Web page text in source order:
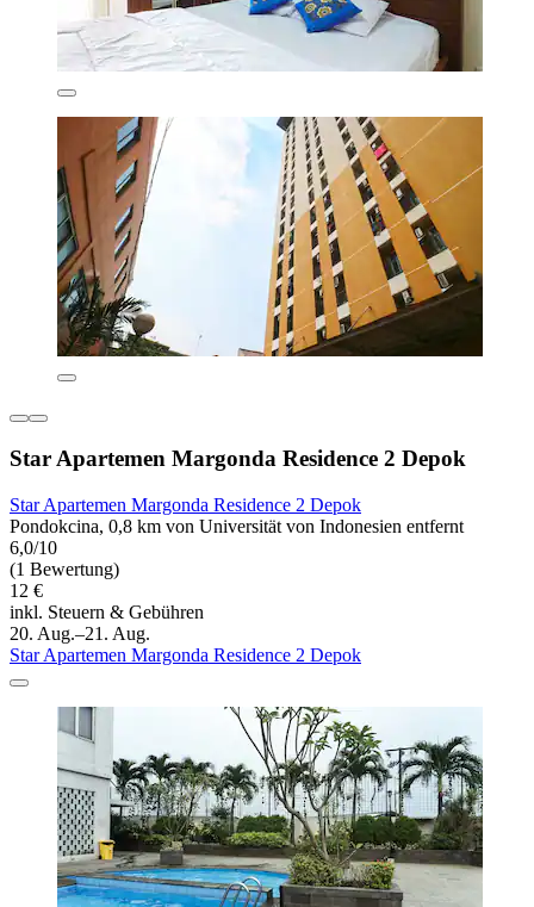
Star Apartemen Margonda Residence 2 Depok
Star Apartemen Margonda Residence 2 Depok
Pondokcina, 0,8 km von Universität von Indonesien entfernt
6,0/10
(1 Bewertung)
12 €
inkl. Steuern & Gebühren
20. Aug.–21. Aug.
Star Apartemen Margonda Residence 2 Depok